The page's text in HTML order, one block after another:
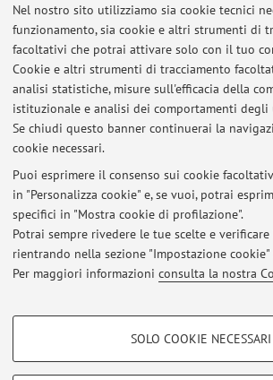
Nel nostro sito utilizziamo sia cookie tecnici
funzionamento, sia cookie e altri strumenti di
facoltativi che potrai attivare solo con il tuo
Cookie e altri strumenti di tracciamento
analisi statistiche, misure sull'efficacia della
istituzionale e analisi dei comportamenti degli
Se chiudi questo banner continuerai la
cookie necessari.
Puoi esprimere il consenso sui cookie
in "Personalizza cookie" e, se vuoi, potrai
specifici in "Mostra cookie di profilazione".
Potrai sempre rivedere le tue scelte e
rientrando nella sezione "Impostazione
Per maggiori informazioni consulta la nostra
COOKIE DI PROFILAZIONE -
SOLO COOKIE NECESSARI
Ultimi avvisi
Lezioni del 12 dicembre
Pubblicato il: 05 dicembre 2025
LEZIONI del 28 novembre
Pubblicato il: 21 novembre 2025
24 novembre Linguistica italiana e
Pubblicato il: 19 novembre 2025
Area riservata
Accedi tramiteloginper gestire tutti i